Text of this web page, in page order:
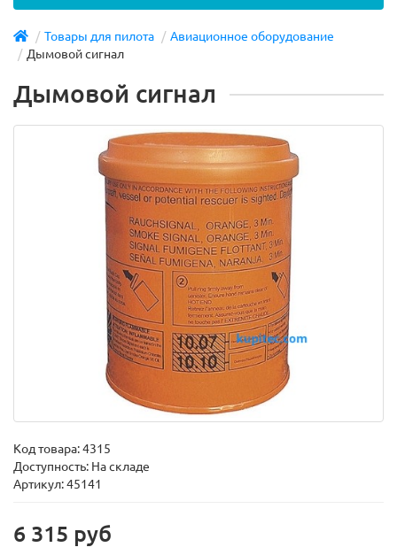
Товары для пилота
Авиационное оборудование
Дымовой сигнал
Дымовой сигнал
Код товара:4315
Доступность: На складе
Артикул: 45141
6 315 руб